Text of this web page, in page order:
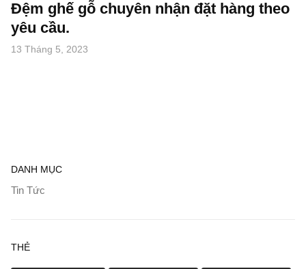
Đệm ghế gỗ chuyên nhận đặt hàng theo
yêu cầu.
13 Tháng 5, 2023
DANH MỤC
Tin Tức
THẺ